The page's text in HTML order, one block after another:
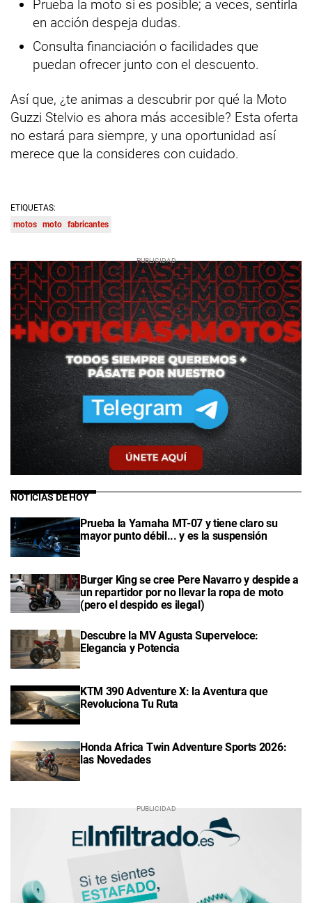
Prueba la moto si es posible; a veces, sentirla
en acción despeja dudas.
Consulta financiación o facilidades que
puedan ofrecer junto con el descuento.
Así que, ¿te animas a descubrir por qué la Moto
Guzzi Stelvio es ahora más accesible? Esta oferta
no estará para siempre, y una oportunidad así
merece que la consideres con cuidado.
ETIQUETAS:
motos moto fabricantes
NOTICIAS DE HOY
Prueba la Yamaha MT-07 y tiene claro su
mayor punto débil... y es la suspensión
Burger King se cree Pere Navarro y despide a
un repartidor por no llevar la ropa de moto
(pero el despido es ilegal)
Descubre la MV Agusta Superveloce:
Elegancia y Potencia
KTM 390 Adventure X: la Aventura que
Revoluciona Tu Ruta
Honda Africa Twin Adventure Sports 2026:
las Novedades